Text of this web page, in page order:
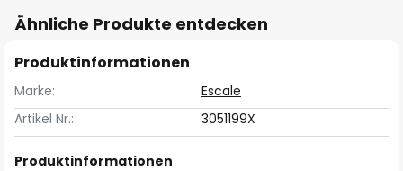
Ähnliche Produkte entdecken
Produktinformationen
Marke:
Escale
Artikel Nr.:
3051199X
Produktinformationen